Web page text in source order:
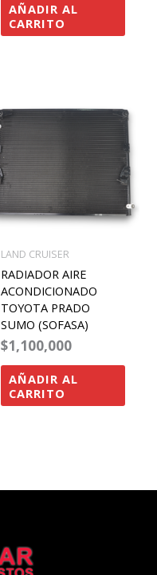
AÑADIR AL
CARRITO
LAND CRUISER
RADIADOR AIRE
ACONDICIONADO
TOYOTA PRADO
SUMO (SOFASA)
$1,100,000
AÑADIR AL
CARRITO